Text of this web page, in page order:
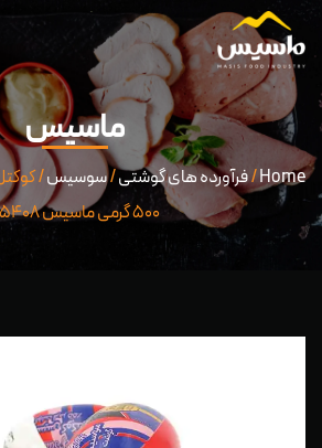
ماسیس
Home
/فرآورده های گوشتی/سوسیس
۵۰۰ گرمی ماسیس ۲۵۴۰۸